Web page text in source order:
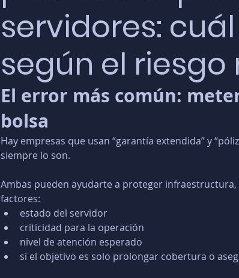
servidores:
según el riesgo
El error más común:
bolsa
Hay empresas que usan “garantía extendida” y
siempre lo son.
Ambas pueden ayudarte a proteger
factores:
estado del servidor
criticidad para la operación
nivel de atención esperado
si el objetivo es solo prolongar cobertura o